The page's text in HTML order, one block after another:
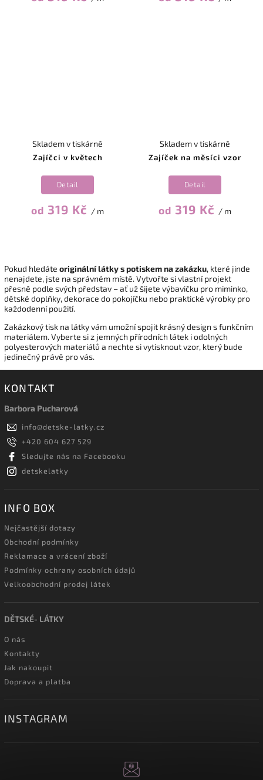
Zajíčci v květech
Skladem v tiskárně
od 319 Kč / m
Detail
Zajíček na měsíci vzor
Skladem v tiskárně
od 319 Kč / m
Detail
Pokud hledáte originální látky s potiskem na zakázku, které jinde
nenajdete, jste na správném místě. Vytvořte si vlastní projekt
přesně podle svých představ – ať už šijete výbavičku pro miminko,
dětské doplňky, dekorace do pokojíčku nebo praktické výrobky pro
každodenní použití.
Zakázkový tisk na látky vám umožní spojit krásný design s funkčním
materiálem. Vyberte si z jemných přírodních látek i odolných
polyesterových materiálů a nechte si vytisknout vzor, který bude
jedinečný právě pro vás.
KONTAKT
Barbora Pucharová
info@detske-latky.cz
+420 604 627 529
Sledujte nás na Facebooku
detskelatky
INFO BOX
Nejčastější dotazy
Obchodní podmínky
Reklamace a vrácení zboží
Podmínky ochrany osobních údajů
Velkoobchodní prodej látek
DĚTSKÉ- LÁTKY
O nás
Kontakty
Jak nakoupit
Doprava a platba
INSTAGRAM